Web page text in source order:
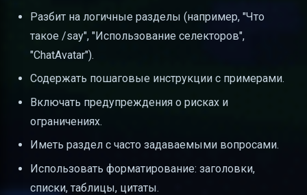
Разбит на логичные разделы (например, "Что
такое /say", "Использование селекторов",
"ChatAvatar").
Содержать пошаговые инструкции с примерами.
Включать предупреждения о рисках и
ограничениях.
Иметь раздел с часто задаваемыми вопросами.
Использовать форматирование: заголовки,
списки, таблицы, цитаты.